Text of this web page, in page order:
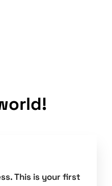
This is your first